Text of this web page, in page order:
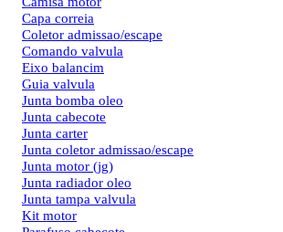
Capa correia
Coletor admissao/escape
Comando valvula
Eixo balancim
Guia valvula
Junta bomba oleo
Junta cabecote
Junta carter
Junta coletor admissao/escape
Junta motor (jg)
Junta radiador oleo
Junta tampa valvula
Kit motor